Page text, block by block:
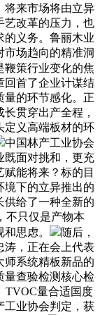
将来市场将由立异
艺改革的压力，也
的义务。鲁丽木业
市场趋向的精准洞
鞭策行业变化的焦
回首了企业计谋结
量的环节感化。正
贯穿出产全程，
定义高端板材的环
中国林产工业协会
既面对挑和，更充
能将来？标的目
境下的立异推出的
供给了一种全新的
不只仅是产物本
思虑。
随后，
涛，正在会上代表
师系统精板新品的
量查验检测核心检
TVOC量合适国度
工业协会判定，获